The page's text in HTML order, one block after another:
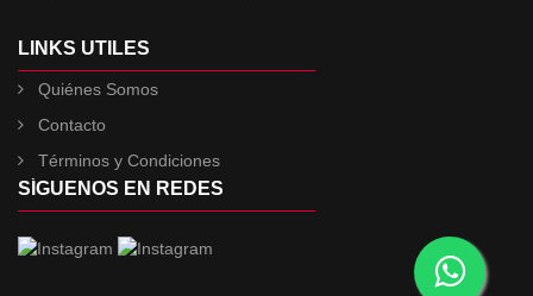
LINKS UTILES
Quiénes Somos
Contacto
Términos y Condiciones
SÍGUENOS EN REDES